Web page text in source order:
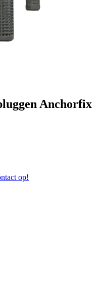
Anchorfix
op!